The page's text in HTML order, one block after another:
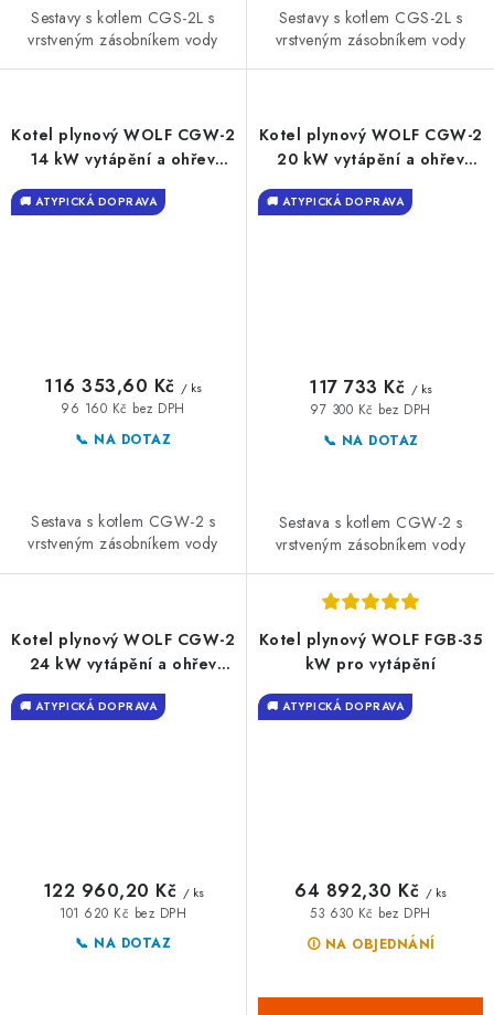
Sestavy s kotlem CGS-2L s
vrstveným zásobníkem vody
Sestavy s kotlem CGS-2L s
vrstveným zásobníkem vody
Kotel plynový WOLF CGW-2
14 kW vytápění a ohřev
vody
🚚 ATYPICKÁ DOPRAVA
📞 NA DOTAZ
96 160 Kč bez DPH
116 353,60 Kč / ks
Sestava s kotlem CGW-2 s
vrstveným zásobníkem vody
Kotel plynový WOLF CGW-2
20 kW vytápění a ohřev
vody
🚚 ATYPICKÁ DOPRAVA
📞 NA DOTAZ
97 300 Kč bez DPH
117 733 Kč / ks
Sestava s kotlem CGW-2 s
vrstveným zásobníkem vody
Kotel plynový WOLF CGW-2
24 kW vytápění a ohřev
🚚 ATYPICKÁ DOPRAVA
📞 NA DOTAZ
101 620 Kč bez DPH
122 960,20 Kč / ks
Kotel plynový WOLF FGB-35
kW pro vytápění
🚚 ATYPICKÁ DOPRAVA
🛈 NA OBJEDNÁNÍ
53 630 Kč bez DPH
64 892,30 Kč / ks